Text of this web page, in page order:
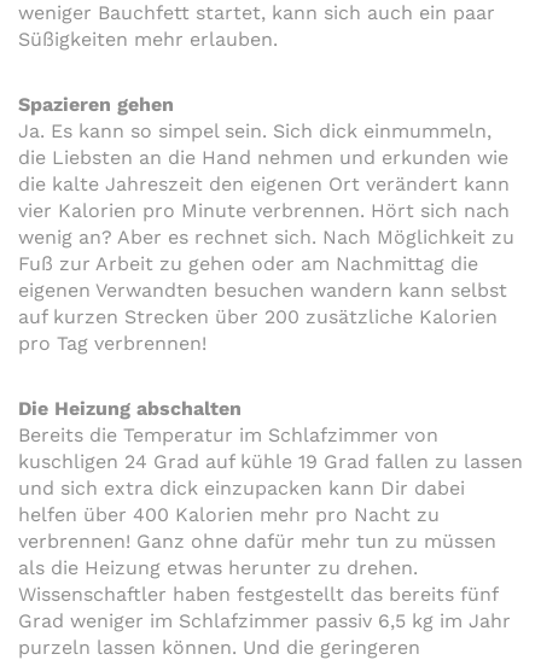
weniger Bauchfett startet, kann sich auch ein paar
Süßigkeiten mehr erlauben.
Spazieren gehen
Ja. Es kann so simpel sein. Sich dick einmummeln,
die Liebsten an die Hand nehmen und erkunden wie
die kalte Jahreszeit den eigenen Ort verändert kann
vier Kalorien pro Minute verbrennen. Hört sich nach
wenig an? Aber es rechnet sich. Nach Möglichkeit zu
Fuß zur Arbeit zu gehen oder am Nachmittag die
eigenen Verwandten besuchen wandern kann selbst
auf kurzen Strecken über 200 zusätzliche Kalorien
pro Tag verbrennen!
Die Heizung abschalten
Bereits die Temperatur im Schlafzimmer von
kuschligen 24 Grad auf kühle 19 Grad fallen zu lassen
und sich extra dick einzupacken kann Dir dabei
helfen über 400 Kalorien mehr pro Nacht zu
verbrennen! Ganz ohne dafür mehr tun zu müssen
als die Heizung etwas herunter zu drehen.
Wissenschaftler haben festgestellt das bereits fünf
Grad weniger im Schlafzimmer passiv 6,5 kg im Jahr
purzeln lassen können. Und die geringeren